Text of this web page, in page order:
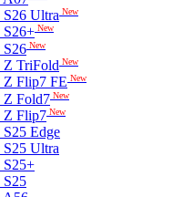
Ultra New
S26+ New
S26 New
Z TriFold New
Z Flip7 FE New
Z Fold7 New
Z Flip7 New
Edge
Ultra
S25+
S25